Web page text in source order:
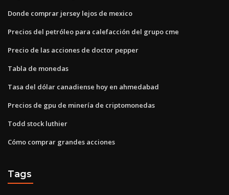
Donde comprar jersey lejos de mexico
Precios del petróleo para calefacción del grupo cme
Precio de las acciones de doctor pepper
Tabla de monedas
Tasa del dólar canadiense hoy en ahmedabad
Precios de gpu de minería de criptomonedas
Todd stock luthier
Cómo comprar grandes acciones
Tags